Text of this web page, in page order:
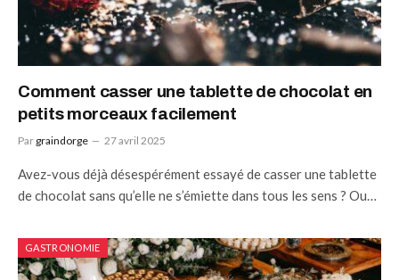
Comment casser une tablette de chocolat en
petits morceaux facilement
Par graindorge 27 avril 2025
Avez-vous déjà désespérément essayé de casser une tablette
de chocolat sans qu’elle ne s’émiette dans tous les sens ? Ou…
GASTRONOMIE